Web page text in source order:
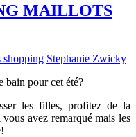
MAILLOTS
shopping Stephanie Zwicky
bain pour cet été?
les filles, profitez de la
avez remarqué mais les